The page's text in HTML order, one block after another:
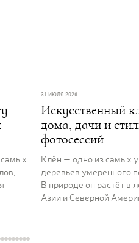
31 ИЮЛЯ 2026
Искусственный
дома, дачи и
фотосессий
Клён — одно из самых
деревьев умеренного
В природе он растёт в
Азии и Северной